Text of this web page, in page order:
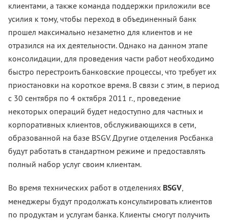
клиентами, а также команда поддержки приложили все
усилия к тому, чтобы переход в объединенный банк
прошел максимально незаметно для клиентов и не
отразился на их деятельности. Однако на данном этапе
консолидации, для проведения части работ необходимо
быстро перестроить банковские процессы, что требует их
приостановки на короткое время. В связи с этим, в период
с 30 сентября по 4 октября 2011 г., проведение
некоторых операций будет недоступно для частных и
корпоративных клиентов, обслуживающихся в сети,
образованной на базе BSGV. Другие отделения Росбанка
будут работать в стандартном режиме и предоставлять
полный набор услуг своим клиентам.
Во время технических работ в отделениях BSGV,
менеджеры будут продолжать консультировать клиентов
по продуктам и услугам банка. Клиенты смогут получить